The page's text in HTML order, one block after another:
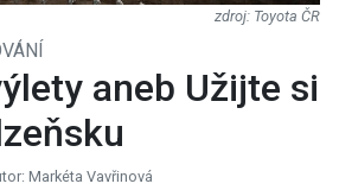
Toyota ČR
aneb Užijte si
Markéta Vavřinová